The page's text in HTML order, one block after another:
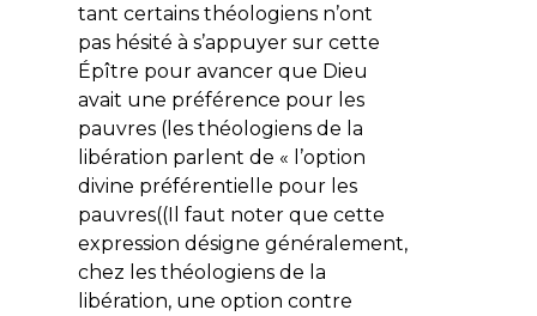
tant certains théologiens n’ont
pas hésité à s’appuyer sur cette
Épître pour avancer que Dieu
avait une préférence pour les
pauvres (les théologiens de la
libération parlent de « l’option
divine préférentielle pour les
pauvres((Il faut noter que cette
expression désigne généralement,
chez les théologiens de la
libération, une option contre